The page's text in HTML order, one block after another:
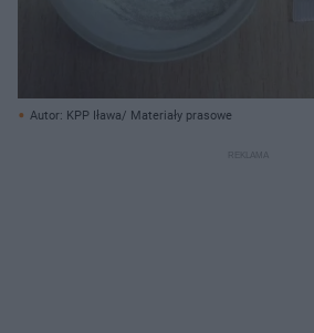
Autor: KPP Iława/ Materiały prasowe